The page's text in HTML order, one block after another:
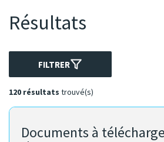
Résultats
FILTRER
120 résultats trouvé(s)
Documents à